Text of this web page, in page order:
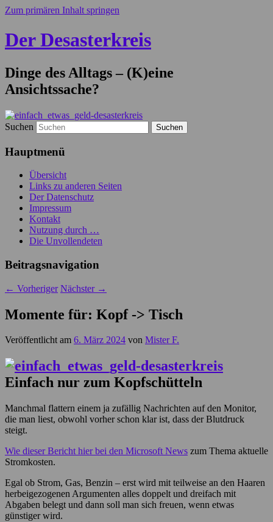
Zum primären Inhalt springen
Der Desasterkreis
Dinge des Alltags – (K)eine
Ansichtssache?
Suchen
Hauptmenü
Übersicht
Links zu anderen Seiten
Der Datenschutz
Impressum
Kontakt
Nutzung durch …
Die Unvollendeten
Beitragsnavigation
← Vorheriger Nächster →
Momente für: Kopf -> Tisch
Veröffentlicht am 6. März 2024 von Mister F.
Einfach nur zum Kopfschütteln
Manchmal flattern einem ja zufällig Nachrichten auf den Monitor,
die man liest, obwohl vorher schon klar ist, dass der Blutdruck
steigt.
Wie dieser Bericht hier bei den Microsoft News zum Thema aktuelle
Stromkosten.
Egal ob Strom, Gas, Benzin – erst wird mit teilweise an den Haaren
herbeigezogenen Argumenten alles doppelt und dreifach mit
Abgaben belegt und dann soll man sich freuen, wenn etwas
günstiger wird.